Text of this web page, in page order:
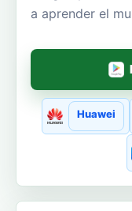
a aprender el
Huawei